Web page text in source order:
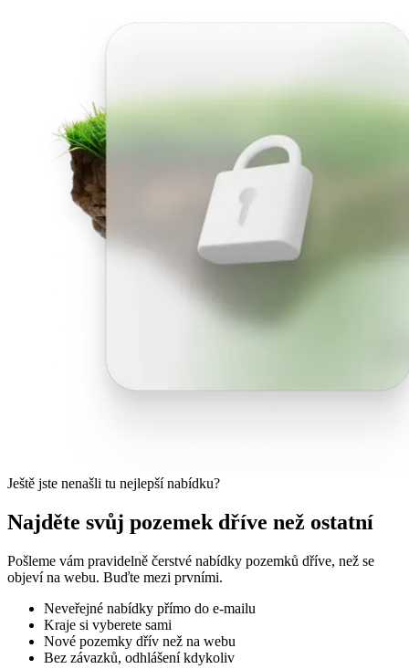
Ještě jste nenašli tu nejlepší nabídku?
Najděte svůj pozemek dříve než ostatní
Pošleme vám pravidelně čerstvé nabídky pozemků dříve, než se
objeví na webu. Buďte mezi prvními.
Neveřejné nabídky přímo do e-mailu
Kraje si vyberete sami
Nové pozemky dřív než na webu
Bez závazků, odhlášení kdykoliv